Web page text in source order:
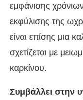
εμφάνισης
εκφύλισης της
είναι επίσης μια
σχετίζεται με
καρκίνου.
Συμβάλλει στην